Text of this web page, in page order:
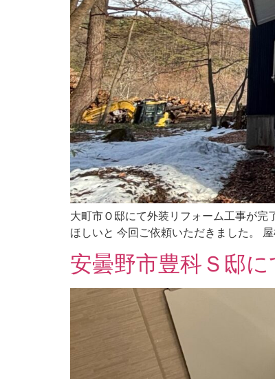
大町市Ｏ邸にて外装リフォーム工事が完
ほしいと 今回ご依頼いただきました。
安曇野市豊科Ｓ邸